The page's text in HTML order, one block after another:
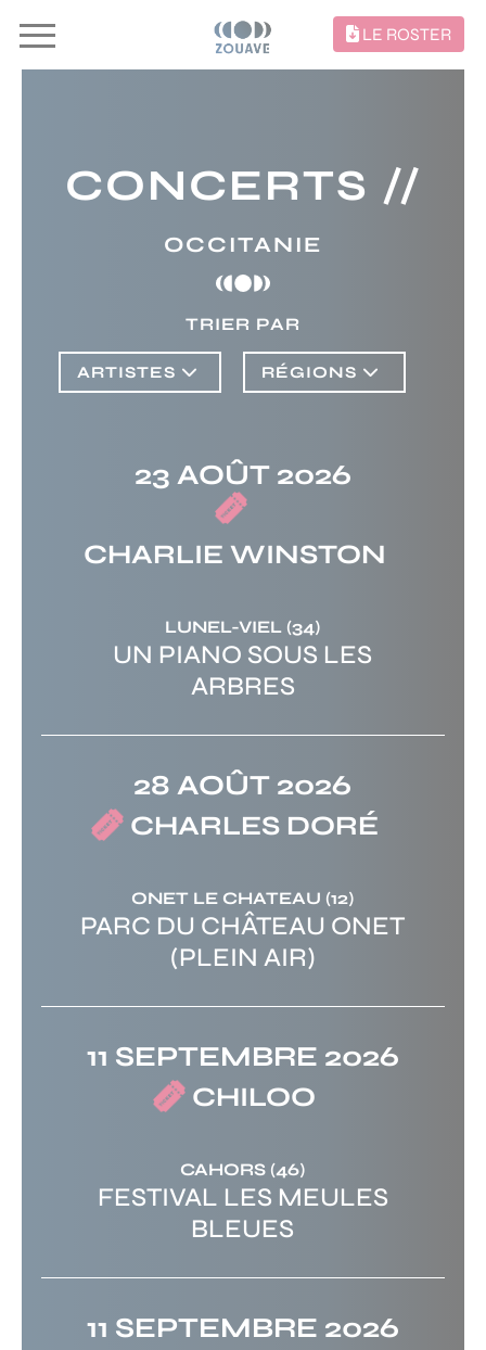
LE ROSTER
CONCERTS //
OCCITANIE
TRIER PAR
ARTISTES RÉGIONS
23 AOÛT 2026
CHARLIE WINSTON
LUNEL-VIEL (34)
UN PIANO SOUS LES
ARBRES
28 AOÛT 2026
CHARLES DORÉ
ONET LE CHATEAU (12)
PARC DU CHÂTEAU ONET
(PLEIN AIR)
11 SEPTEMBRE 2026
CHILOO
CAHORS (46)
FESTIVAL LES MEULES
BLEUES
11 SEPTEMBRE 2026